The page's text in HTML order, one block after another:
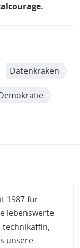
.
Datenkraken
1987 für
lebenswerte
technikaffin,
unsere